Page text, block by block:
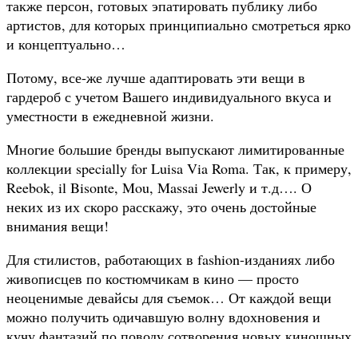
также персон, готовых эпатировать публику либо
артистов, для которых принципиально смотреться ярко
и концептуально…
Потому, все-же лучше адаптировать эти вещи в
гардероб с учетом Вашего индивидуального вкуса и
уместности в ежедневной жизни.
Многие большие бренды выпускают лимитированные
коллекции specially for Luisa Via Roma. Так, к примеру,
Reebok, il Bisonte, Mou, Massai Jewerly и т.д…. О
неких из их скоро расскажу, это очень достойные
внимания вещи!
Для стилистов, работающих в fashion-изданиях либо
живописцев по костюмчикам в кино — просто
неоценимые девайсы для съемок… От каждой вещи
можно получить одичавшую волну вдохновения и